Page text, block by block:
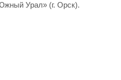
Урал» (г. Орск).